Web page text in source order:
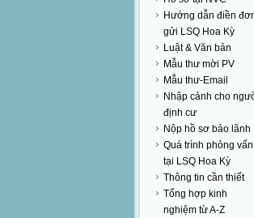
Hướng dẫn điền
gửi LSQ Hoa Kỳ
Luật & Văn bản
Mẫu thư mời PV
Mẫu thư-Email
Nhập cảnh cho
định cư
Nộp hồ sơ bảo lãnh
Quá trình phỏng vấn
tại LSQ Hoa Kỳ
Thông tin cần thiết
Tổng hợp kinh
nghiệm từ A-Z